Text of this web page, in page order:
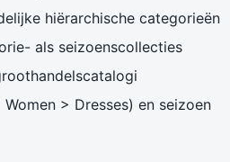
hiërarchische categorieën
als seizoenscollecties
> Dresses) en seizoen